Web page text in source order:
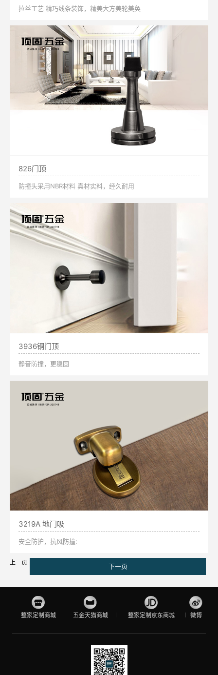
拉丝工艺 精巧线条装饰，精美大方美轮美奂
826门顶
防撞头采用NBR材料 真材实料，经久耐用
3936铜门顶
静音防撞，更稳固
3219A 地门吸
安全防护，抗风防撞:
上一页 下一页
整家定制商城 五金天猫商城 整家定制京东商城 微博